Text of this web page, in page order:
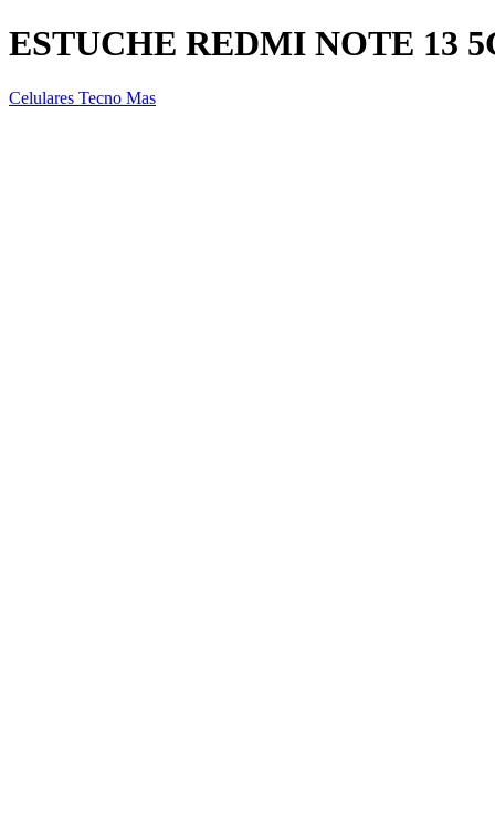
ESTUCHE REDMI NOTE 13
Celulares Tecno Mas